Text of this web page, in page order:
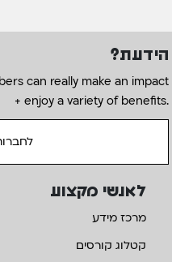
הידעת?
can really make an impact
+ enjoy a variety of benefits.
לאנשי מקצוע
מרכז מידע
קטלוג קורסים